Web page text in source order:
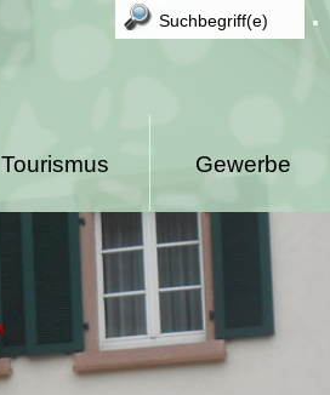
Gewerbe
Tourismus